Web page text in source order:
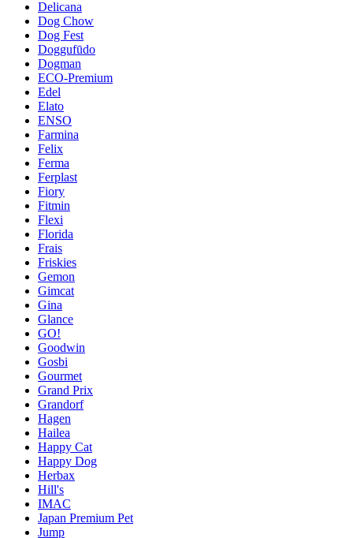
Delicana
Dog Chow
Dog Fest
Doggufūdo
Dogman
ECO-Premium
Edel
Elato
ENSO
Farmina
Felix
Ferma
Ferplast
Fiory
Fitmin
Flexi
Florida
Frais
Friskies
Gemon
Gimcat
Gina
Glance
GO!
Goodwin
Gosbi
Gourmet
Grand Prix
Grandorf
Hagen
Hailea
Happy Cat
Happy Dog
Herbax
Hill's
IMAC
Japan Premium Pet
Jump